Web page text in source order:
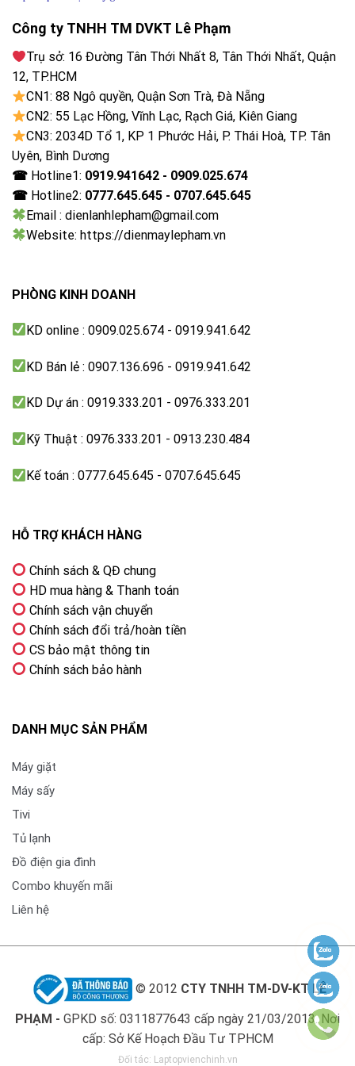
Công ty TNHH TM DVKT Lê Phạm
Trụ sở: 16 Đường Tân Thới Nhất 8, Tân Thới Nhất, Quận
12, TP.HCM
CN1: 88 Ngô quyền, Quận Sơn Trà, Đà Nẵng
CN2: 55 Lạc Hồng, Vĩnh Lạc, Rạch Giá, Kiên Giang
CN3: 2034D Tổ 1, KP 1 Phước Hải, P. Thái Hoà, TP. Tân
Uyên, Bình Dương
☎ Hotline1: 0919.941642 - 0909.025.674
☎ Hotline2: 0777.645.645 - 0707.645.645
Email : dienlanhlepham@gmail.com
Website: https://dienmaylepham.vn
PHÒNG KINH DOANH
KD online : 0909.025.674 - 0919.941.642
KD Bán lẻ : 0907.136.696 - 0919.941.642
KD Dự án : 0919.333.201 - 0976.333.201
Kỹ Thuật : 0976.333.201 - 0913.230.484
Kế toán : 0777.645.645 - 0707.645.645
HỖ TRỢ KHÁCH HÀNG
Chính sách & QĐ chung
HD mua hàng & Thanh toán
Chính sách vận chuyển
Chính sách đổi trả/hoàn tiền
CS bảo mật thông tin
Chính sách bảo hành
DANH MỤC SẢN PHẨM
Máy giặt
Máy sấy
Tivi
Tủ lạnh
Đồ điện gia đình
Combo khuyến mãi
Liên hệ
© 2012 CTY TNHH TM-DV-KT LÊ
PHẠM - GPKD số: 0311877643 cấp ngày 21/03/2013. Nơi
cấp: Sở Kế Hoạch Đầu Tư TPHCM
Đối tác: Laptopvienchinh.vn